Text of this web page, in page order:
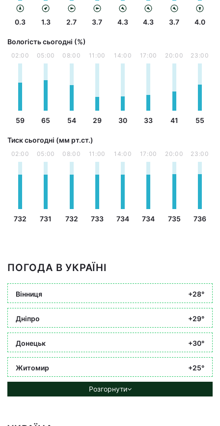
0.3 1.3 2.7 3.7 4.3 4.3 3.7 4.0
Вологість сьогодні (%)
02:00
59
05:00
65
08:00
54
11:00
29
14:00
30
17:00
33
20:00
41
23:00
55
Тиск сьогодні (мм рт.ст.)
02:00
732
05:00
731
08:00
732
11:00
733
14:00
734
17:00
734
20:00
735
23:00
736
ПОГОДА В УКРАЇНІ
Вінниця +28°
Дніпро +29°
Донецьк +30°
Житомир +25°
Розгорнути